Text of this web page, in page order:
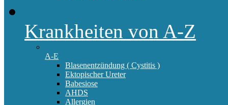
Krankheiten von A-Z
A-E
Blasenentzündung ( Cystitis )
Ektopischer Ureter
Babesiose
AHDS
Allergien